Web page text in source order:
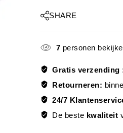
SHARE
7 personen
Gratis
Retourneren:
24/7
De beste kwaliteit